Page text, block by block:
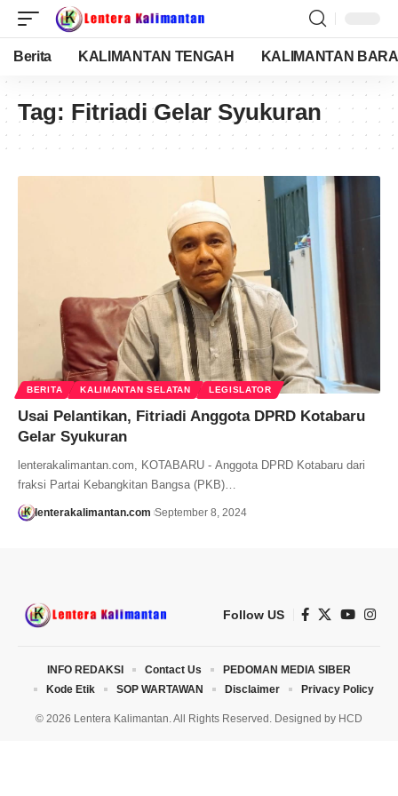
Berita KALIMANTAN TENGAH KALIMANTAN
Tag: Fitriadi Gelar Syukuran
BERITA KALIMANTAN SELATAN LEGISLATOR
Usai Pelantikan, Fitriadi Anggota DPRD Kotabaru
Gelar Syukuran
lenterakalimantan.com, KOTABARU - Anggota DPRD Kotabaru dari
fraksi Partai Kebangkitan Bangsa (PKB)…
lenterakalimantan.com September 8, 2024
Follow US
© 2026 Lentera Kalimantan. All Rights Reserved. Designed by HCD
INFO REDAKSI Contact Us
PEDOMAN MEDIA SIBER
Kode Etik
SOP WARTAWAN Disclaimer Privacy Policy